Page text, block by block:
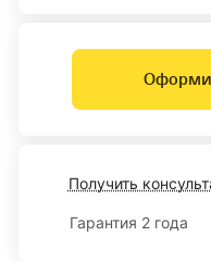
Получить
Гарантия 2 года